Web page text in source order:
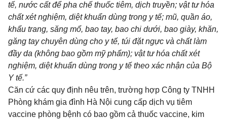
tế, nước cất để pha chế thuốc tiêm, dịch truyền; vật tư hóa
chất xét nghiệm, diệt khuẩn dùng trong y tế; mũ, quần áo,
khẩu trang, săng mổ, bao tay, bao chi dưới, bao giày, khăn,
găng tay chuyên dùng cho y tế, túi đặt ngực và chất làm
đầy da (không bao gồm mỹ phẩm); vật tư hóa chất xét
nghiệm, diệt khuẩn dùng trong y tế theo xác nhận của Bộ
Y tế.”
Căn cứ các quy định nêu trên, trường hợp Công ty TNHH
Phòng khám gia đình Hà Nội cung cấp dịch vụ tiêm
vaccine phòng bệnh có bao gồm cả thuốc vaccine, kim